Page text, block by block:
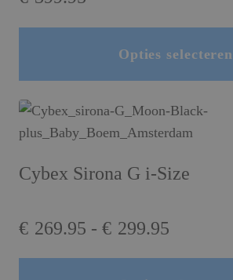
Opties selecteren
Cybex Sirona G i-Size
€ 269.95 - € 299.95
€269.95